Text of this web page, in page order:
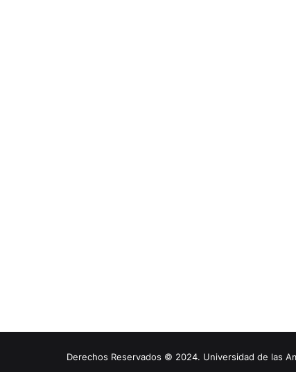
Derechos Reservados © 2024. Universidad de las